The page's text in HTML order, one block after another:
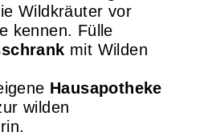
Wildkräuter vor
kennen. Fülle
mit Wilden
Hausapotheke
wilden